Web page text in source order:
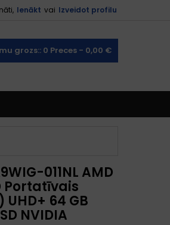
Ienākt vai Izveidot profilu
grozs:: 0 Preces - 0,00 €
011NL AMD
Portatīvais
64 GB
NVIDIA